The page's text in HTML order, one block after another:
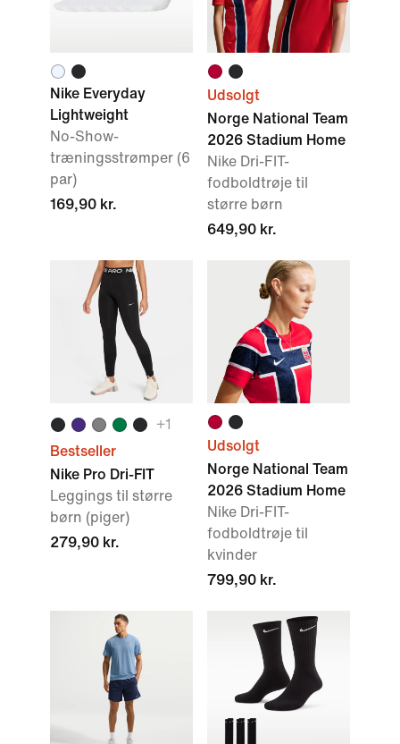
Nike Everyday
Lightweight
No-Show-
træningsstrømper (6
par)
169,90 kr.
Udsolgt
Norge National Team
2026 Stadium Home
Nike Dri-FIT-
fodboldtrøje til
større børn
649,90 kr.
+1
Bestseller
Nike Pro Dri-FIT
Leggings til større
børn (piger)
279,90 kr.
Udsolgt
Norge National Team
2026 Stadium Home
Nike Dri-FIT-
fodboldtrøje til
kvinder
799,90 kr.